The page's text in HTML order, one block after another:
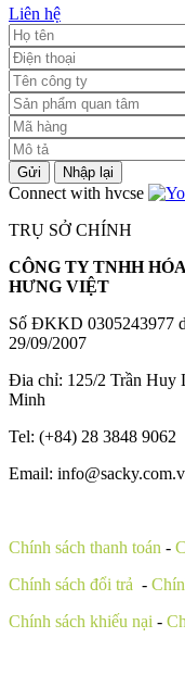
Liên hệ
Gửi Nhập lại
Connect with hvcse
TRỤ SỞ CHÍNH
CÔNG TY TNHH
HƯNG VIỆT
Số ĐKKD 0305243977
29/09/2007
Đia chỉ: 125/2 Trần Huy
Minh
Tel: (+84) 28 3848 9062
Email:
Chính sách thanh toán -
Chính sách đổi trả -
Chính sách khiếu nại -